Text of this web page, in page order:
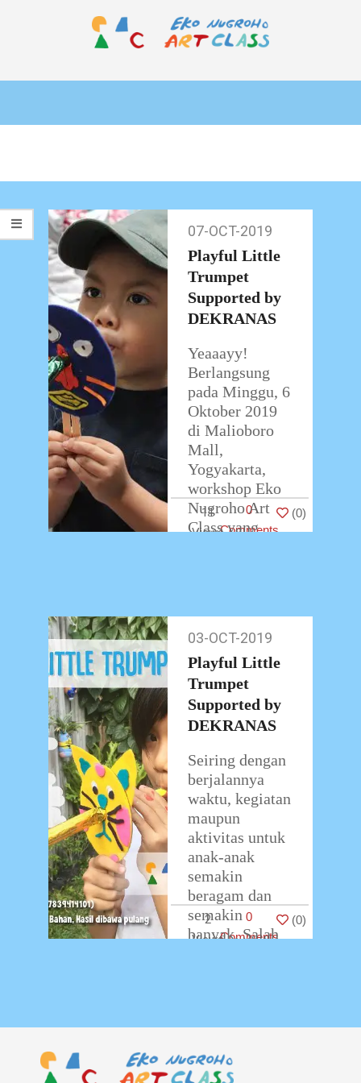
ART
Primary
Menu
Oct-
2019
07-OCT-2019
Playful Little
Trumpet
Supported by
DEKRANAS
Yeaaayy!
Berlangsung
pada Minggu, 6
Oktober 2019
di Malioboro
Mall,
Yogyakarta,
workshop Eko
Nugroho Art
Class yang
…
11
0
Comments
(0)
03-
Oct-
2019
03-OCT-2019
Playful Little
Trumpet
Supported by
DEKRANAS
Seiring dengan
berjalannya
waktu, kegiatan
maupun
aktivitas untuk
anak-anak
semakin
beragam dan
semakin
banyak. Salah
oleh Eko
Nugroho Art
…
2
0
Comments
(0)